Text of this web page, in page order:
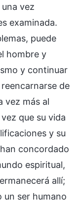
vez
examinada.
puede
hombre y
y continuar
de
vez más al
que su vida
y su
concordado
espiritual,
allí;
un ser humano